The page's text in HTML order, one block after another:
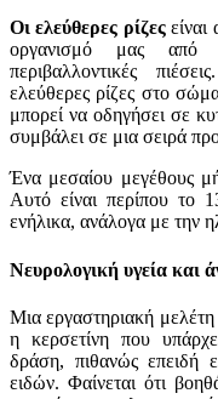
Οι ελεύθερες ρίζεςείναι
οργανισμό μας από
περιβαλλοντικές
ελεύθερες ρίζες στο
μπορεί να οδηγήσει σε
συμβάλει σε μια σειρά
Ένα μεσαίου μεγέθους
Αυτό είναι περίπου το
ενήλικα, ανάλογα με την
Νευρολογική υγεία και
Μια εργαστηριακή
η κερσετίνη που
δράση, πιθανώς επειδή
ειδών. Φαίνεται ότι